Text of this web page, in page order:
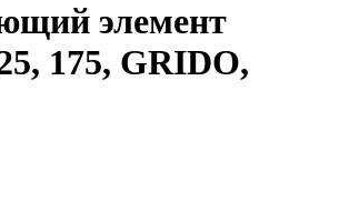
элемент
175, GRIDO,